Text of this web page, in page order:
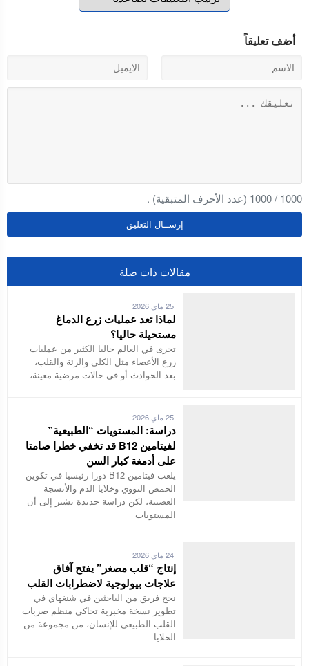
أضف تعليقاً
1000
/
1000 (عدد الأحرف المتبقية) .
مقالات ذات صلة
25 ماي 2026
لماذا تعد عمليات زرع الدماغ
مستحيلة حاليا؟
تجرى في العالم حاليا الكثير من عمليات
زرع الأعضاء مثل الكلى والرئة والقلب،
بعد الحوادث أو في حالات مرضية معينة،
25 ماي 2026
دراسة: المستويات “الطبيعية”
لفيتامين B12 قد تخفي خطرا صامتا
على أدمغة كبار السن
يلعب فيتامين B12 دورا رئيسيا في تكوين
الحمض النووي وخلايا الدم والأنسجة
العصبية، لكن دراسة جديدة تشير إلى أن
المستويات
24 ماي 2026
إنتاج “قلب مصغر” يفتح آفاق
علاجات بيولوجية لاضطرابات القلب
نجح فريق من الباحثين في شنغهاي في
تطوير نسخة مخبرية تحاكي منظم ضربات
القلب الطبيعي للإنسان، من مجموعة من
الخلايا